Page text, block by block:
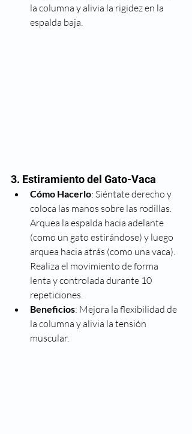
la columna y alivia la rigidez en la
espalda baja.
3. Estiramiento del Gato-Vaca
Cómo Hacerlo: Siéntate derecho y
coloca las manos sobre las rodillas.
Arquea la espalda hacia adelante
(como un gato estirándose) y luego
arquea hacia atrás (como una vaca).
Realiza el movimiento de forma
lenta y controlada durante 10
repeticiones.
Beneficios: Mejora la flexibilidad de
la columna y alivia la tensión
muscular.